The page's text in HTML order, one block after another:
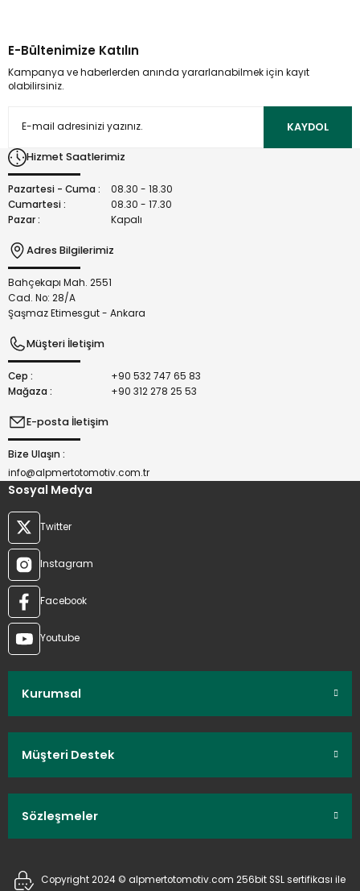
kullanarak tarafımıza iletebilirsiniz.
Görüş ve önerileriniz için teşekkür ederiz.
Ürün açıklamasında eksik bilgiler bulunuyor.
Bu ürüne benzer farklı alternatifler olmalı.
E-Bültenimize Katılın
Kampanya ve haberlerden anında yararlanabilmek için kayıt
olabilirsiniz.
KAYDOL
Hizmet Saatlerimiz
Pazartesi - Cuma :
08.30 - 18.30
Cumartesi :
08.30 - 17.30
Pazar :
Kapalı
Adres Bilgilerimiz
Bahçekapı Mah. 2551
Cad. No: 28/A
Şaşmaz Etimesgut - Ankara
Müşteri İletişim
Cep :
+90 532 747 65 83
Mağaza :
+90 312 278 25 53
E-posta İletişim
Bize Ulaşın :
info@alpmertotomotiv.com.tr
Sosyal Medya
Twitter
Instagram
Facebook
Youtube
Kurumsal
Müşteri Destek
Sözleşmeler
Copyright 2024 © alpmertotomotiv.com 256bit SSL sertifikası ile